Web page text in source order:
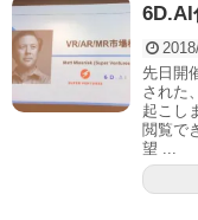
先日開
された
起こし
閲覧で
望 ...